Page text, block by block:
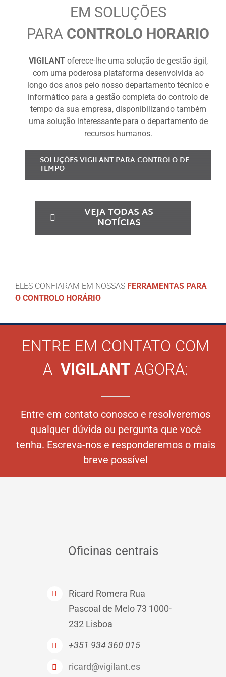
EM SOLUÇÕES
PARA CONTROLO HORARIO
VIGILANT oferece-lhe uma solução de gestão ágil,
com uma poderosa plataforma desenvolvida ao
longo dos anos pelo nosso departamento técnico e
informático para a gestão completa do controlo de
tempo da sua empresa, disponibilizando também
uma solução interessante para o departamento de
recursos humanos.
SOLUÇÕES VIGILANT PARA CONTROLO DE
TEMPO
VIGILANT HACCP
DIGITAL: a digitalização
completa do HACCP na
restauração coletiva
VEJA TODAS AS
NOTÍCIAS
ELES CONFIARAM EM NOSSAS FERRAMENTAS PARA
O CONTROLO HORÁRIO
ENTRE EM CONTATO COM
A VIGILANT AGORA:
Entre em contato conosco e resolveremos
qualquer dúvida ou pergunta que você
tenha. Escreva-nos e responderemos o mais
breve possível
Oficinas centrais
Ricard Romera Rua
Pascoal de Melo 73 1000-
232 Lisboa
+351 934 360 015
ricard@vigilant.es